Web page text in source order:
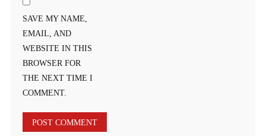
SAVE MY NAME,
EMAIL, AND
WEBSITE IN THIS
BROWSER FOR
THE NEXT TIME I
COMMENT.